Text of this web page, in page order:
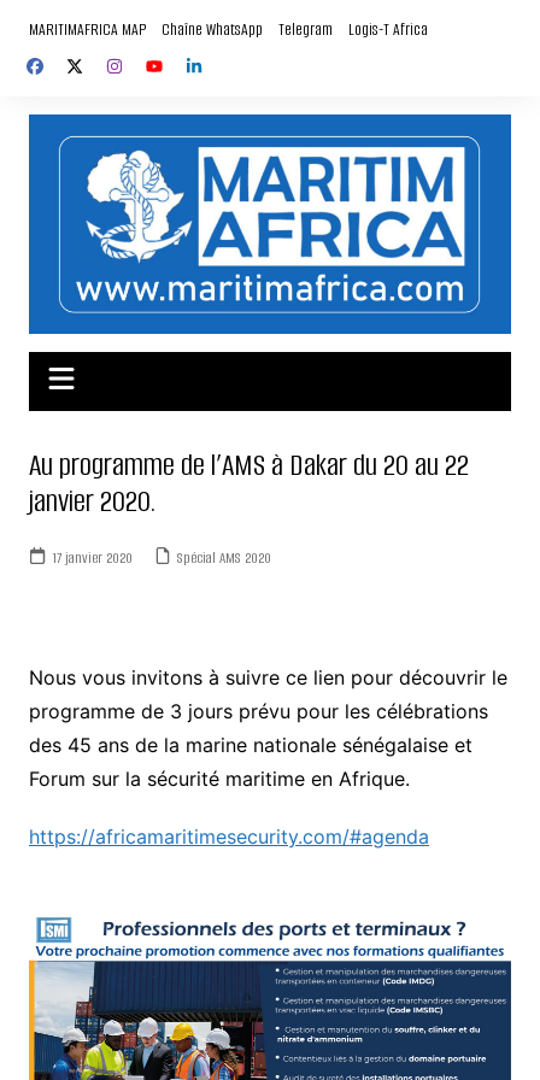
contenu
MARITIMAFRICA MAP Chaîne WhatsApp Telegram Logis-T Africa
Au programme de l’AMS à Dakar du 20 au 22
janvier 2020.
17 janvier 2020 Spécial AMS 2020
Nous vous invitons à suivre ce lien pour découvrir le
programme de 3 jours prévu pour les célébrations
des 45 ans de la marine nationale sénégalaise et
Forum sur la sécurité maritime en Afrique.
https://africamaritimesecurity.com/#agenda